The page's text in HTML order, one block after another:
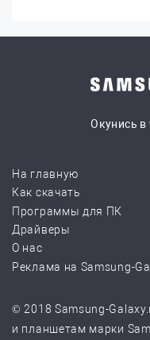
Окунись в
На главную
Как скачать
Программы для ПК
Драйверы
О нас
Реклама на Samsung-
© 2018 Samsung-
и планшетам марки